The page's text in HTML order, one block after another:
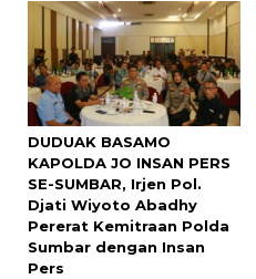
DUDUAK BASAMO
KAPOLDA JO INSAN PERS
SE-SUMBAR, Irjen Pol.
Djati Wiyoto Abadhy
Pererat Kemitraan Polda
Sumbar dengan Insan
Pers